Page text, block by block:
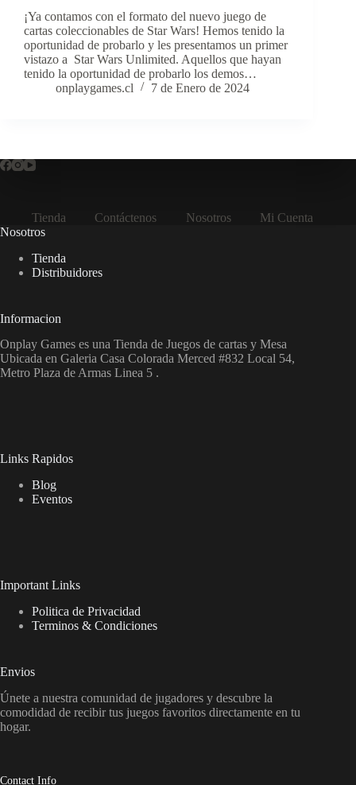
¡Ya contamos con el formato del nuevo juego de
cartas coleccionables de Star Wars! Hemos tenido la
oportunidad de probarlo y les presentamos un primer
vistazo a Star Wars Unlimited. Aquellos que hayan
tenido la oportunidad de probarlo los demos…
onplaygames.cl
7 de Enero de 2024
Tienda Contáctenos Nosotros
Mi Cuenta
Nosotros
Tienda
Distribuidores
Informacion
Onplay Games es una Tienda de Juegos de cartas y Mesa
Ubicada en Galeria Casa Colorada Merced #832 Local 54,
Metro Plaza de Armas Linea 5 .
Links Rapidos
Blog
Eventos
Important Links
Politica de Privacidad
Terminos & Condiciones
Envios
Únete a nuestra comunidad de jugadores y descubre la
comodidad de recibir tus juegos favoritos directamente en tu
hogar.
Contact Info